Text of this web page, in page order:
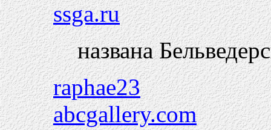
ssga.ru
названа
raphae23
abcgallery.com